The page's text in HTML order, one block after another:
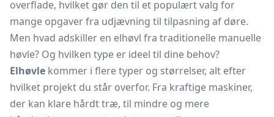
overflade, hvilket gør den til et populært valg for
mange opgaver fra udjævning til tilpasning af døre.
Men hvad adskiller en elhøvl fra traditionelle manuelle
høvle? Og hvilken type er ideel til dine behov?
Elhøvle kommer i flere typer og størrelser, alt efter
hvilket projekt du står overfor. Fra kraftige maskiner,
der kan klare hårdt træ, til mindre og mere